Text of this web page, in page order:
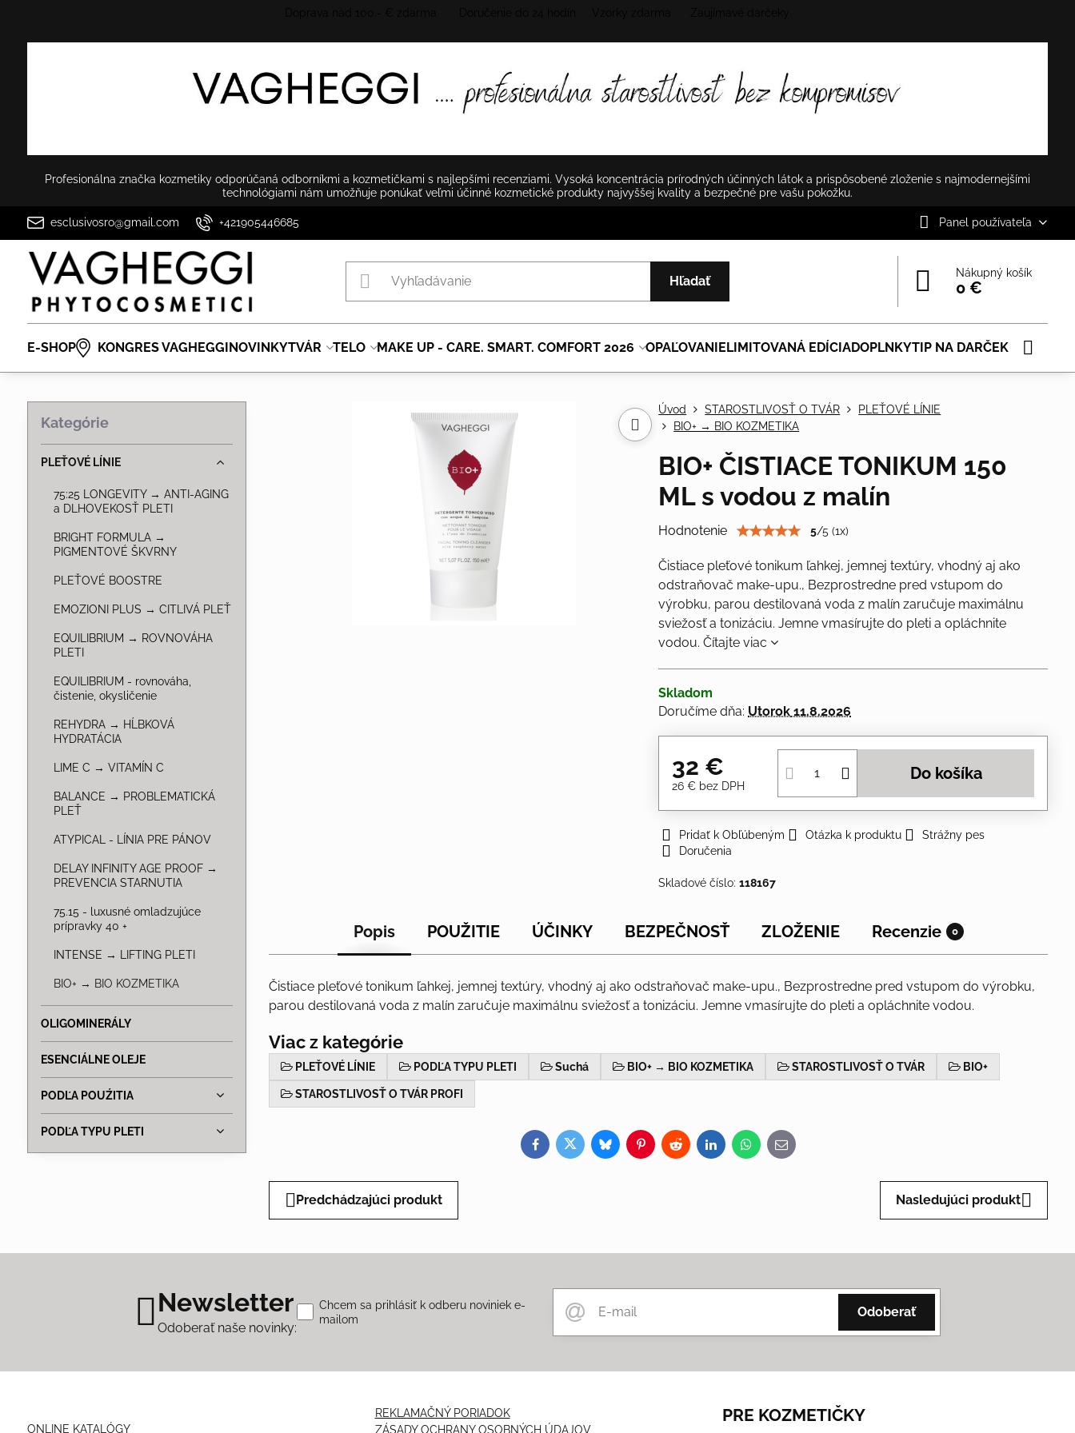
Profesionálna značka kozmetiky odporúčaná odborníkmi a kozmetičkami s najlepšími recenziami. Vysoká koncentrácia prírodných účinných látok a prispôsobené zloženie s najmodernejšími
technológiami nám umožňuje ponúkať veľmi účinné kozmetické produkty najvyššej kvality a bezpečné pre vašu pokožku.
esclusivosro@gmail.com +421905446685 Panel používateľa
Hľadať
Nákupný košík
0 €
E-SHOP KONGRES VAGHEGGINOVINKYTVÁR TELO MAKE UP - CARE. SMART. COMFORT 2026 OPAĽOVANIELIMITOVANÁ EDÍCIADOPLNKYTIP NA DARČEK
Úvod STAROSTLIVOSŤ O TVÁR
PLEŤOVÉ LÍNIE
BIO+ → BIO KOZMETIKA
BIO+ ČISTIACE TONIKUM 150
ML s vodou z malín
Hodnotenie 5/5 (1x)
Čistiace pleťové tonikum ľahkej, jemnej textúry, vhodný aj ako
odstraňovač make-upu., Bezprostredne pred vstupom do
výrobku, parou destilovaná voda z malín zaručuje maximálnu
sviežosť a tonizáciu. Jemne vmasírujte do pleti a opláchnite
vodou.Čítajte viac
Skladom
Doručíme dňa: Utorok 11.8.2026
32 €
26 € bez DPH
Do košíka
Pridať k Obľúbeným Otázka k produktu
Strážny pes
Doručenia
Skladové číslo:118167
Popis POUŽITIE ÚČINKY BEZPEČNOSŤ ZLOŽENIE Recenzie 0
Čistiace pleťové tonikum ľahkej, jemnej textúry, vhodný aj ako odstraňovač make-upu., Bezprostredne pred vstupom do výrobku,
parou destilovaná voda z malín zaručuje maximálnu sviežosť a tonizáciu. Jemne vmasírujte do pleti a opláchnite vodou.
Viac z kategórie
PLEŤOVÉ LÍNIE PODĽA TYPU PLETI Suchá BIO+ → BIO KOZMETIKA STAROSTLIVOSŤ O TVÁR BIO+
STAROSTLIVOSŤ O TVÁR PROFI
Facebook
TwitterBlueskyPinterestRedditLinkedInWhatsApp
E-
mail
Predchádzajúci produkt Nasledujúci produkt
Kategórie
PLEŤOVÉ LÍNIE
75:25 LONGEVITY → ANTI-AGING
a DLHOVEKOSŤ PLETI
BRIGHT FORMULA →
PIGMENTOVÉ ŠKVRNY
PLEŤOVÉ BOOSTRE
EMOZIONI PLUS → CITLIVÁ PLEŤ
EQUILIBRIUM → ROVNOVÁHA
PLETI
EQUILIBRIUM - rovnováha,
čistenie, okysličenie
REHYDRA → HĹBKOVÁ
HYDRATÁCIA
LIME C → VITAMÍN C
BALANCE → PROBLEMATICKÁ
PLEŤ
ATYPICAL - LÍNIA PRE PÁNOV
DELAY INFINITY AGE PROOF →
PREVENCIA STARNUTIA
75.15 - luxusné omladzujúce
prípravky 40 +
INTENSE → LIFTING PLETI
BIO+ → BIO KOZMETIKA
OLIGOMINERÁLY
ESENCIÁLNE OLEJE
PODĽA POUŹITIA
PODĽA TYPU PLETI
Newsletter
Odoberať naše novinky:
Odoberať
Chcem sa prihlásiť k odberu noviniek e-
mailom
ONLINE KATALÓGY
REKLAMAČNÝ PORIADOK
ZÁSADY OCHRANY OSOBNÝCH ÚDAJOV
PRE KOZMETIČKY